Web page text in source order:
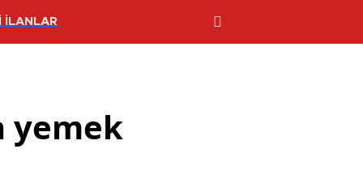
İLANLAR
yemek